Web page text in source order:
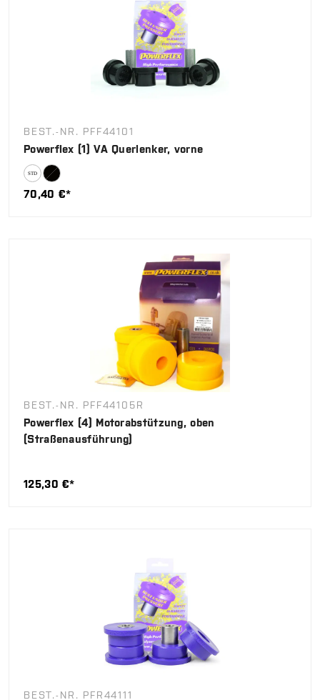
BEST.-NR. PFF44101
Powerflex (1) VA Querlenker, vorne
70,40 €*
BEST.-NR. PFF44105R
Powerflex (4) Motorabstützung, oben
(Straßenausführung)
125,30 €*
BEST.-NR. PFR44111